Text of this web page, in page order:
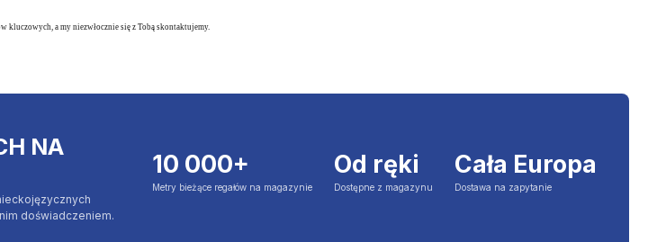
a my niezwłocznie się z Tobą skontaktujemy.
NA
doświadczeniem.
10 000+
Metry bieżące regałów na magazynie
Od ręki
Dostępne z magazynu
Cała Europa
Dostawa na zapytanie